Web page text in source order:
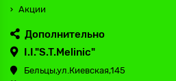
Акции
Дополнительно
I.I."S.T.Melinic"
Бельцы,ул.Киевская,145